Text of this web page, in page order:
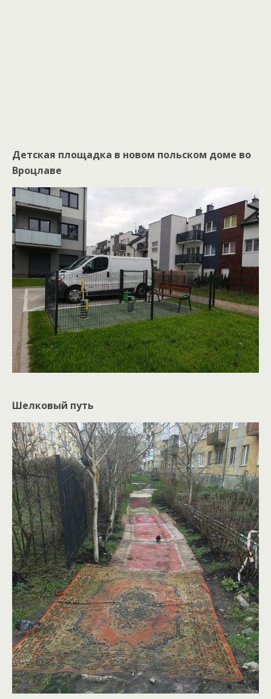
Детская площадка в новом польском доме во
Вроцлаве
Шелковый путь